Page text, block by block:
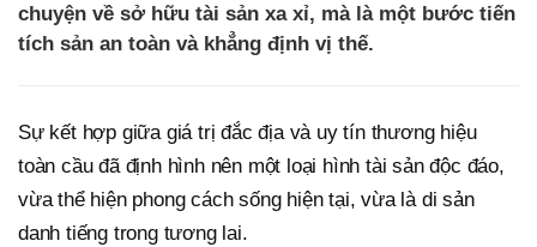
chuyện về sở hữu tài sản xa xỉ, mà là một bước tiến
tích sản an toàn và khẳng định vị thế.
Sự kết hợp giữa giá trị đắc địa và uy tín thương hiệu
toàn cầu đã định hình nên một loại hình tài sản độc đáo,
vừa thể hiện phong cách sống hiện tại, vừa là di sản
danh tiếng trong tương lai.